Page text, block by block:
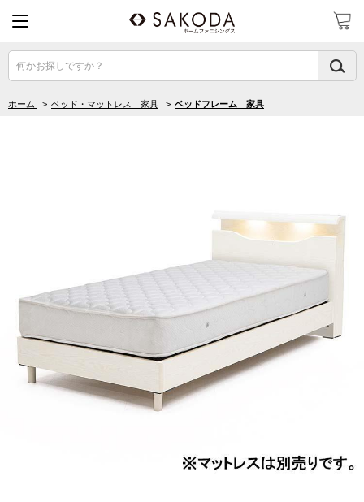
何かお探しですか？
ホーム > ベッド・マットレス 家具 > ベッドフレーム 家具